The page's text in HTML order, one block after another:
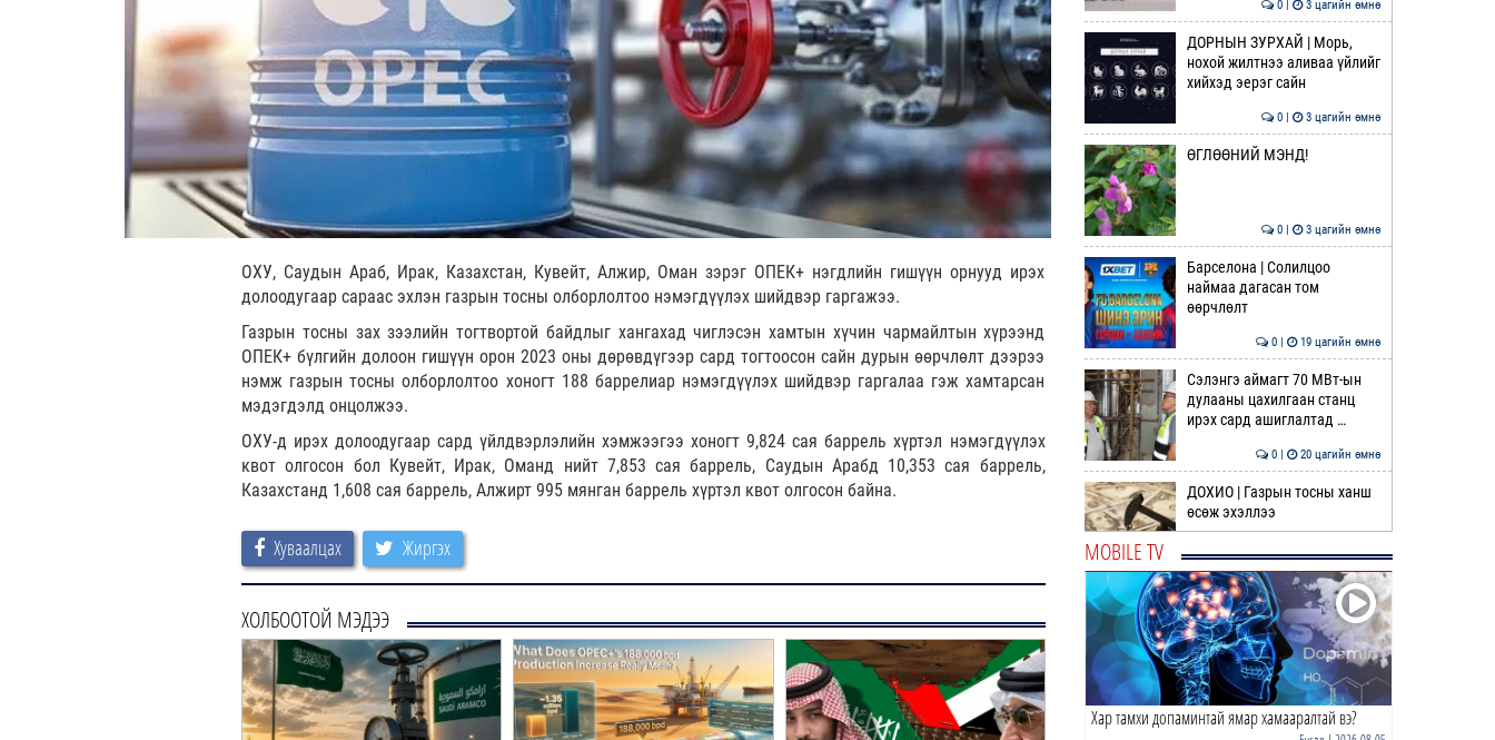
ОХУ, Саудын Араб, Ирак, Казахстан, Кувейт, Алжир, Оман зэрэг ОПЕК+ нэгдлийн гишүүн орнууд ирэх
долоодугаар сараас эхлэн газрын тосны олборлолтоо нэмэгдүүлэх шийдвэр гаргажээ.
Газрын тосны зах зээлийн тогтвортой байдлыг хангахад чиглэсэн хамтын хүчин чармайлтын хүрээнд
ОПЕК+ бүлгийн долоон гишүүн орон 2023 оны дөрөвдүгээр сард тогтоосон сайн дурын өөрчлөлт дээрээ
нэмж газрын тосны олборлолтоо хоногт 188 баррелиар нэмэгдүүлэх шийдвэр гаргалаа гэж хамтарсан
мэдэгдэлд онцолжээ.
ОХУ-д ирэх долоодугаар сард үйлдвэрлэлийн хэмжээгээ хоногт 9,824 сая баррель хүртэл нэмэгдүүлэх
квот олгосон бол Кувейт, Ирак, Оманд нийт 7,853 сая баррель, Саудын Арабд 10,353 сая баррель,
Казахстанд 1,608 сая баррель, Алжирт 995 мянган баррель хүртэл квот олгосон байна.
Хуваалцах Жиргэх
ХОЛБООТОЙ МЭДЭЭ
0 | 3 цагийн өмнө
ДОРНЫН ЗУРХАЙ | Морь,
нохой жилтнээ аливаа үйлийг
хийхэд эерэг сайн
0 | 3 цагийн өмнө
ӨГЛӨӨНИЙ МЭНД!
0 | 3 цагийн өмнө
Барселона | Солилцоо
наймаа дагасан том
өөрчлөлт
0 | 19 цагийн өмнө
Сэлэнгэ аймагт 70 МВт-ын
дулааны цахилгаан станц
ирэх сард ашиглалтад …
0 | 20 цагийн өмнө
ДОХИО | Газрын тосны ханш
өсөж эхэллээ
Шатахуун дамлан борлуулсан
хоёр зөрчлийг илрүүлэн
шалгаж байна
1 | 21 цагийн өмнө
АҮЭБЯ: Шатахуун олгох
MOBILE TV
Хар тамхи допаминтай ямар хамааралтай вэ?